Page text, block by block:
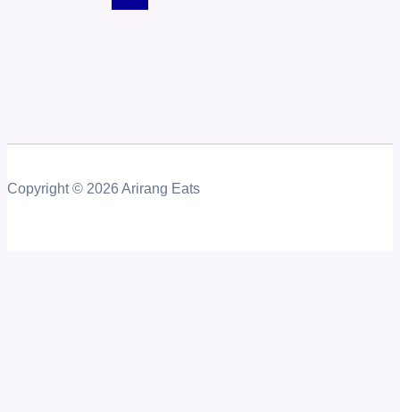
Copyright © 2026 Arirang Eats